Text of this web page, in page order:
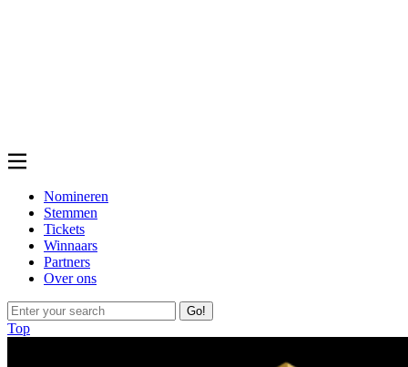
Nomineren
Stemmen
Tickets
Winnaars
Partners
Over ons
Go!
Top